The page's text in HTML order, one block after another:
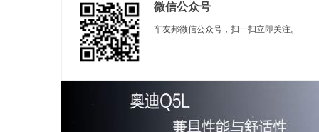
微信公众号
车友邦微信公众号，扫一扫立即关注。